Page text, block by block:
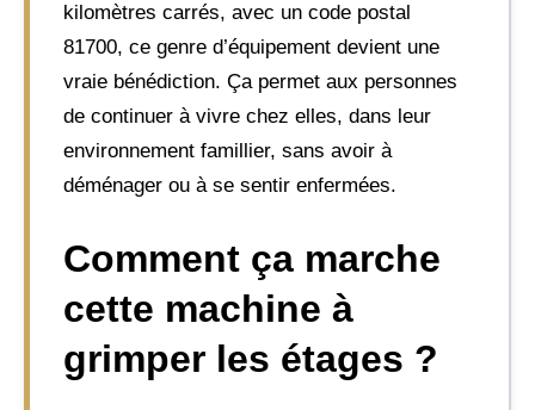
kilomètres carrés, avec un code postal
81700, ce genre d’équipement devient une
vraie bénédiction. Ça permet aux personnes
de continuer à vivre chez elles, dans leur
environnement famillier, sans avoir à
déménager ou à se sentir enfermées.
Comment ça marche
cette machine à
grimper les étages ?